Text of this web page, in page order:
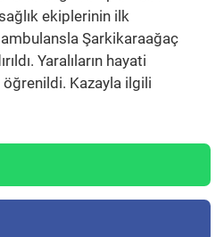
ekiplerinin ilk
Şarkikaraağaç
Yaralıların hayati
öğrenildi. Kazayla ilgili